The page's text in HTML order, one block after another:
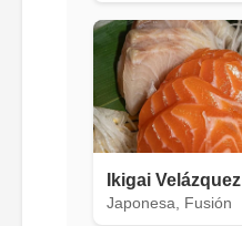
Ikigai Velázquez
Japonesa, Fusión